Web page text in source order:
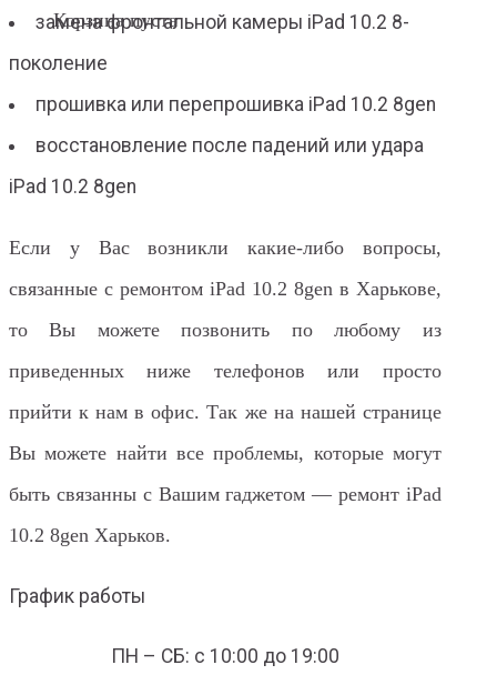
Корзина пуста
замена фронтальной камеры iPad 10.2 8-
поколение
прошивка или перепрошивка iPad 10.2 8gen
восстановление после падений или удара
iPad 10.2 8gen
Если у Вас возникли какие-либо вопросы,
связанные с ремонтом iPad 10.2 8gen в Харькове,
то Вы можете позвонить по любому из
приведенных ниже телефонов или просто
прийти к нам в офис. Так же на нашей странице
Вы можете найти все проблемы, которые могут
быть связанны с Вашим гаджетом — ремонт iPad
10.2 8gen Харьков.
График работы
ПН – СБ: с 10:00 до 19:00